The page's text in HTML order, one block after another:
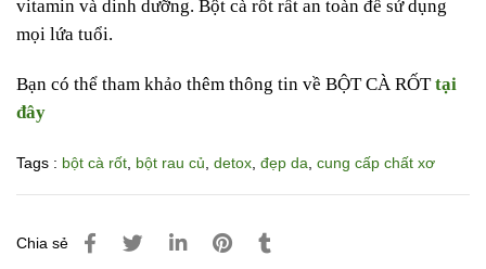
vitamin và dinh dưỡng. Bột cà rốt rất an toàn để sử dụng
mọi lứa tuổi.
Bạn có thể tham khảo thêm thông tin về BỘT CÀ RỐTtại
đây
Tags : bột cà rốt bột rau củ detox đẹp da cung cấp chất xơ
Chia sẻ